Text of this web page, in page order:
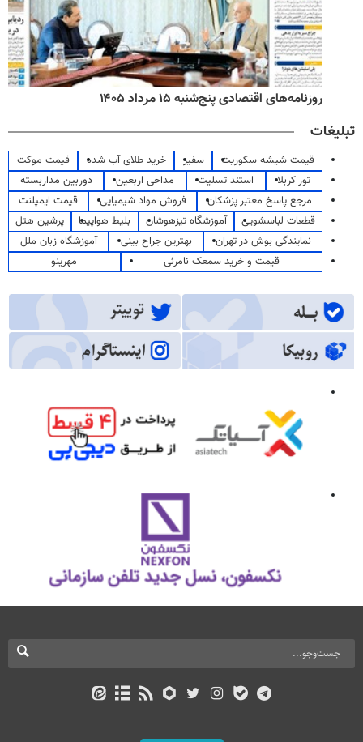
روزنامه‌های اقتصادی پنج‌شنبه ۱۵ مرداد ۱۴۰۵
تبلیغات
قیمت شیشه سکوریت سفیر خرید طلای آب شده
قیمت موکت
تور کربلا
استند تسلیت مداحی اربعین
دوربین مداربسته
مرجع پاسخ معتبر پزشکان
فروش مواد شیمیایی
قیمت ایمپلنت
قطعات لباسشویی
آموزشگاه تیزهوشان بلیط هواپیما
پرشین هتل
نمایندگی بوش در تهران
بهترین جراح بینی
آموزشگاه زبان ملل
قیمت و خرید سمعک نامرئی
مهرینو